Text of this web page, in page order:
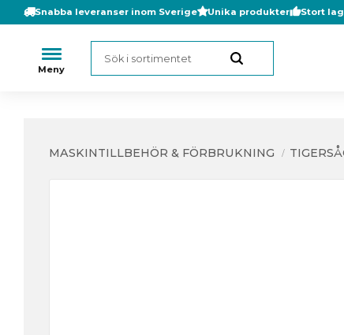
Snabba leveranser inom Sverige Unika produkter Stort
MASKINTILLBEHÖR & FÖRBRUKNING